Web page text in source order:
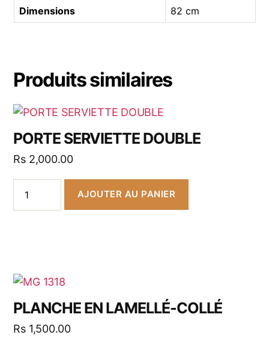
Dimensions 82 cm
Produits similaires
PORTE SERVIETTE DOUBLE
Rs 2,000.00
AJOUTER AU PANIER
PLANCHE EN LAMELLÉ-COLLÉ
Rs 1,500.00